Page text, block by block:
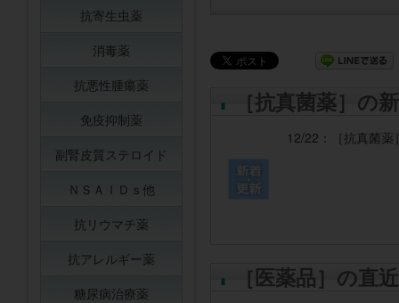
［抗真菌薬］の
12/22： ［抗真菌薬
［医薬品］の直
抗寄生虫薬
消毒薬
抗悪性腫瘍薬
免疫抑制薬
副腎皮質ステロイド
ＮＳＡＩＤｓ他
抗リウマチ薬
抗アレルギー薬
糖尿病治療薬